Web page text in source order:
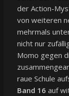
der Action-
von weiteren
mehrmals
nicht nur
Momo gegen
raue Schule
Band 16 auf